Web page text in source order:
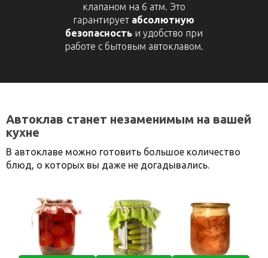
клапаном на 6 атм. Это
гарантирует абсолютную
безопасностьи удобство при
работе с бытовым автоклавом.
Автоклав станет незаменимым на вашей
кухне
В автоклаве можно готовить большое количество
блюд, о которых вы даже не догадывались.